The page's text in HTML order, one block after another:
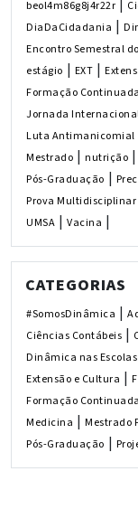
beol4m86g8j4r22r |
DiaDaCidadania |
Encontro Semestral
estágio | EXT |
Formação
Jornada
Luta Antimanicomial
Mestrado | nutrição |
Pós-Graduação |
Prova Multidisciplinar
UMSA | Vacina |
CATEGORIAS
#SomosDinâmica |
Ciências Contábeis |
Dinâmica nas Escolas
Extensão e Cultura |
Formação
Medicina | Mestrado
Pós-Graduação |